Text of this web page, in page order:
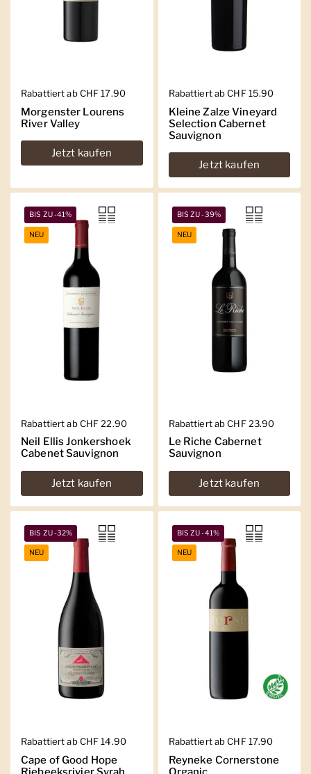
Regulärer Preis
Rabattiert ab CHF 17.90
Morgenster Lourens
River Valley
Jetzt kaufen
Regulärer Preis
Rabattiert ab CHF 15.90
Kleine Zalze Vineyard
Selection Cabernet
Sauvignon
Jetzt kaufen
Regulärer Preis
Rabattiert ab CHF 22.90
Neil Ellis Jonkershoek
Cabenet Sauvignon
Jetzt kaufen
BIS ZU -41%
NEU
Regulärer Preis
Rabattiert ab CHF 23.90
Le Riche Cabernet
Sauvignon
Jetzt kaufen
BIS ZU -39%
NEU
Regulärer Preis
Rabattiert ab CHF 14.90
Cape of Good Hope
BIS ZU -32%
NEU
Regulärer Preis
Rabattiert ab CHF 17.90
Reyneke Cornerstone
BIS ZU -41%
NEU